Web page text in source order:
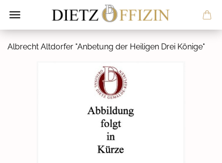
Al­brecht Alt­dor­fer "An­be­tung der Hei­li­gen Drei Kö­ni­ge"